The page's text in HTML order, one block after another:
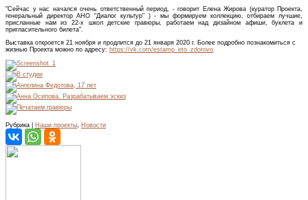
"Сейчас у нас начался очень ответственный период, - говорит Елена Жирова (куратор Проекта,
генеральный директор АНО "Диалог культур" ) - мы формируем коллекцию, отбираем лучшие,
присланные нам из 22-х школ детские гравюры, работаем над дизайном афиши, буклета и
пригласительного билета".
Выставка откроется 21 ноября и продлится до 21 января 2020 г. Более подробно познакомиться с
жизнью Проекта можно по адресу: https://vk.com/estamp_eto_zdorovo
Рубрика | Наши проекты Новости